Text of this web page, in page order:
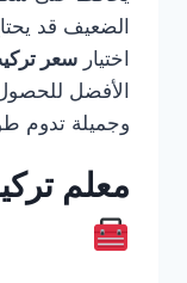
الضعيف قد
اختيار سعر
الأفضل
وجميلة تدوم
معلم